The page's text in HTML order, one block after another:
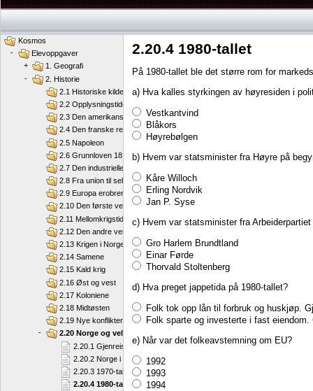
2.20.4 1980-tallet
På 1980-tallet ble det større rom for
a) Hva kalles styrkingen av høyresiden i
Vestkantvind
Blåkors
Høyrebølgen
b) Hvem var statsminister fra Høyre på
Kåre Willoch
Erling Nordvik
Jan P. Syse
c) Hvem var statsminister fra
Gro Harlem Brundtland
Einar Førde
Thorvald Stoltenberg
d) Hva preget jappetida på 1980-tallet?
Folk tok opp lån til forbruk og huskjøp.
Folk sparte og investerte i fast
e) Når var det folkeavstemning om EU?
1992
1993
1994
Kosmos
-
Elevoppgaver
+
1. Geografi
-
2. Historie
2.1 Historiske kilder
2.2 Opplysningstiden
2.3 Den amerikanske revolusjon
2.4 Den franske revolusjon
2.5 Napoleon
2.6 Grunnloven 1814
2.7 Den industrielle revolusjon
2.8 Fra union til selvstendig nasjon
2.9 Europa erobrer verden
2.10 Den første verdenskrigen
2.11 Mellomkrigstida
2.12 Den andre verdenskrigen
2.13 Krigen i Norge
2.14 Samene
2.15 Kald krig
2.16 Øst og vest
2.17 Koloniene
2.18 Midtøsten
2.19 Nye konflikter
-
2.20 Norge og velferdsstaten
2.20.1 Gjenreising
2.20.2 Norge i vekst
2.20.3 1970-tallet
2.20.4 1980-tallet